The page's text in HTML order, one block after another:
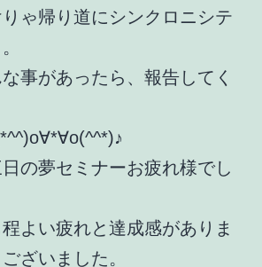
ゃ帰り道にシンクロニシテ
事があったら、報告してく
の夢セミナーお疲れ様でし
よい疲れと達成感がありま
ざいました。